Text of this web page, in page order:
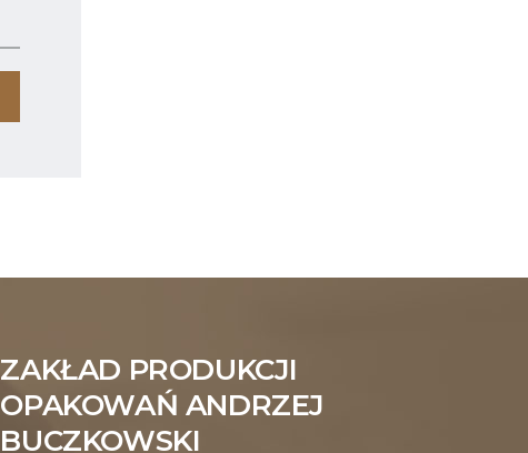
ZAKŁAD PRODUKCJI
OPAKOWAŃ ANDRZEJ
BUCZKOWSKI